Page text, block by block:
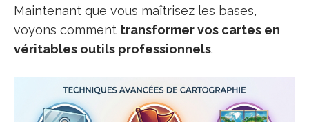
Maintenant que vous maîtrisez les bases,
voyons comment transformer vos cartes en
véritables outils professionnels.